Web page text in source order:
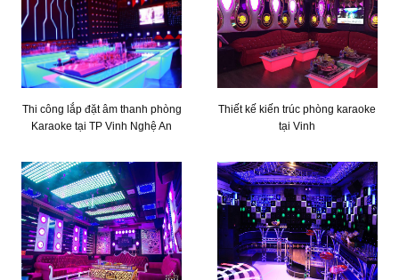
Thi công lắp đặt âm thanh phòng
Karaoke tại TP Vinh Nghệ An
Thiết kế kiến trúc phòng karaoke
tại Vinh